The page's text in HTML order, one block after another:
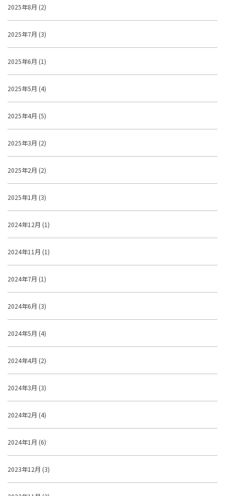
2025年8月 (2)
2025年7月 (3)
2025年6月 (1)
2025年5月 (4)
2025年4月 (5)
2025年3月 (2)
2025年2月 (2)
2025年1月 (3)
2024年12月 (1)
2024年11月 (1)
2024年7月 (1)
2024年6月 (3)
2024年5月 (4)
2024年4月 (2)
2024年3月 (3)
2024年2月 (4)
2024年1月 (6)
2023年12月 (3)